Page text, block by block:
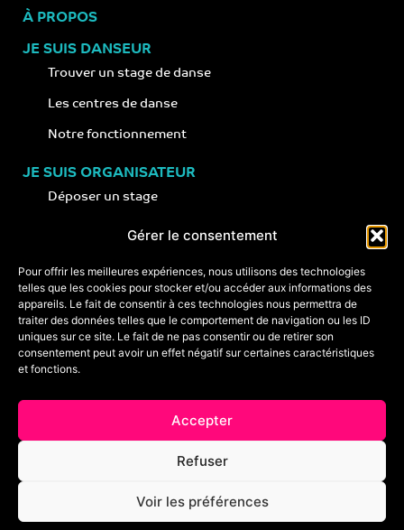
Gérer le consentement
Pour offrir les meilleures expériences, nous utilisons des technologies
telles que les cookies pour stocker et/ou accéder aux informations des
appareils. Le fait de consentir à ces technologies nous permettra de
traiter des données telles que le comportement de navigation ou les ID
uniques sur ce site. Le fait de ne pas consentir ou de retirer son
consentement peut avoir un effet négatif sur certaines caractéristiques
et fonctions.
Accepter
Refuser
Voir les préférences
À PROPOS
JE SUIS DANSEUR
Trouver un stage de danse
Les centres de danse
Notre fonctionnement
JE SUIS ORGANISATEUR
Déposer un stage
Notre concept
CONTACT
+33 (0)6 74 89 64 59
monstagededanse@gmail.com
Crédits & mentions légales
Politique de cookies